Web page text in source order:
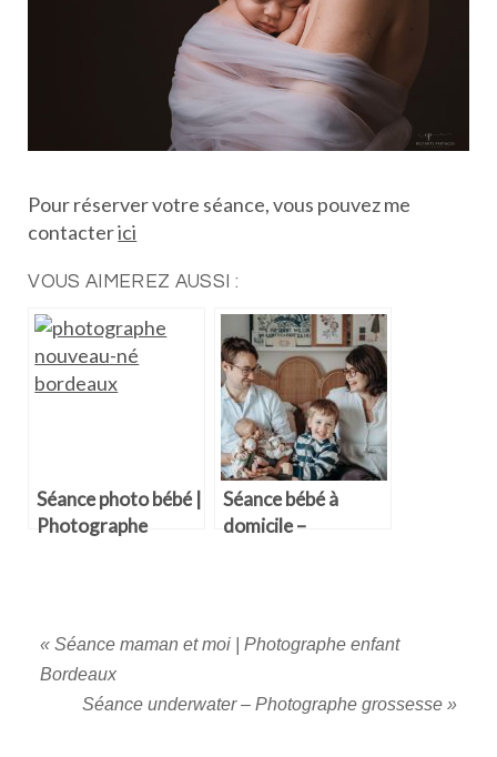
Pour réserver votre séance, vous pouvez me
contacterici
VOUS AIMEREZ AUSSI :
Séance photo bébé |
Photographe
Séance bébé à
domicile –
« Séance maman et moi | Photographe enfant
Bordeaux
Séance underwater – Photographe grossesse »